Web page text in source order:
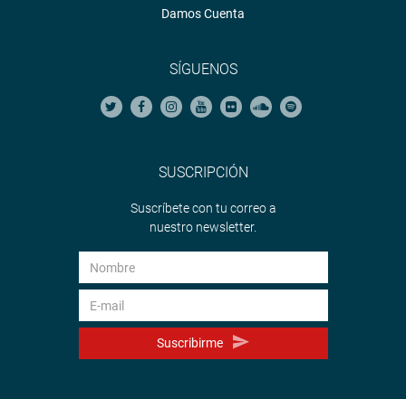
Damos Cuenta
SÍGUENOS
SUSCRIPCIÓN
Suscríbete con tu correo a
nuestro newsletter.
Suscribirme